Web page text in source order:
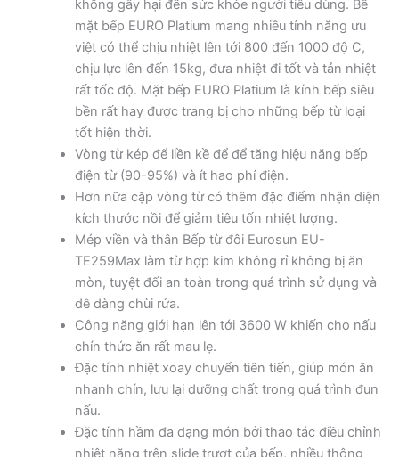
không gây hại đến sức khỏe người tiêu dùng. Bề
mặt bếp EURO Platium mang nhiều tính năng ưu
việt có thể chịu nhiệt lên tới 800 đến 1000 độ C,
chịu lực lên đến 15kg, đưa nhiệt đi tốt và tản nhiệt
rất tốc độ. Mặt bếp EURO Platium là kính bếp siêu
bền rất hay được trang bị cho những bếp từ loại
tốt hiện thời.
Vòng từ kép để liền kề để để tăng hiệu năng bếp
điện từ (90-95%) và ít hao phí điện.
Hơn nữa cặp vòng từ có thêm đặc điểm nhận diện
kích thước nồi để giảm tiêu tốn nhiệt lượng.
Mép viền và thân Bếp từ đôi Eurosun EU-
TE259Max làm từ hợp kim không rỉ không bị ăn
mòn, tuyệt đối an toàn trong quá trình sử dụng và
dễ dàng chùi rửa.
Công năng giới hạn lên tới 3600 W khiến cho nấu
chín thức ăn rất mau lẹ.
Đặc tính nhiệt xoay chuyển tiên tiến, giúp món ăn
nhanh chín, lưu lại dưỡng chất trong quá trình đun
nấu.
Đặc tính hầm đa dạng món bởi thao tác điều chỉnh
nhiệt năng trên slide trượt của bếp, nhiều thông